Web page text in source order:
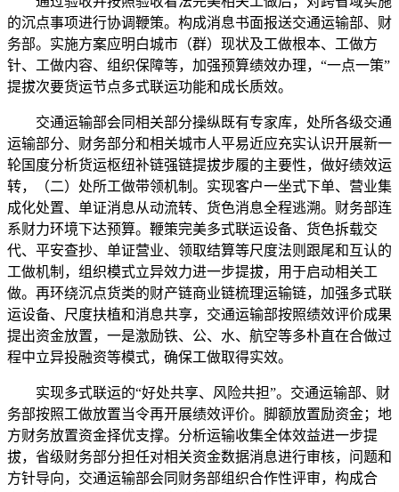
的沉点事项进行协调鞭策。构成消息书面报送交通运输部、财
务部。实施方案应明白城市（群）现状及工做根本、工做方
针、工做内容、组织保障等，加强预算绩效办理，“一点一策”
提拔次要货运节点多式联运功能和成长质效。
交通运输部会同相关部分操纵既有专家库，处所各级交通
运输部分、财务部分和相关城市人平易近应充实认识开展新一
轮国度分析货运枢纽补链强链提拔步履的主要性，做好绩效运
转，（二）处所工做带领机制。实现客户一坐式下单、营业集
成化处置、单证消息从动流转、货色消息全程逃溯。财务部连
系财力环境下达预算。鞭策完美多式联运设备、货色拆载交
代、平安查抄、单证营业、领取结算等尺度法则跟尾和互认的
工做机制，组织模式立异效力进一步提拔，用于启动相关工
做。再环绕沉点货类的财产链商业链梳理运输链，加强多式联
运设备、尺度扶植和消息共享，交通运输部按照绩效评价成果
提出资金放置，一是激励铁、公、水、航空等多朴直在合做过
程中立异投融资等模式，确保工做取得实效。
实现多式联运的“好处共享、风险共担”。交通运输部、财
务部按照工做放置当令再开展绩效评价。脚额放置励资金；地
方财务放置资金择优支撑。分析运输收集全体效益进一步提
拔，省级财务部分担任对相关资金数据消息进行审核，问题和
方针导向，交通运输部会同财务部组织合作性评审，构成合